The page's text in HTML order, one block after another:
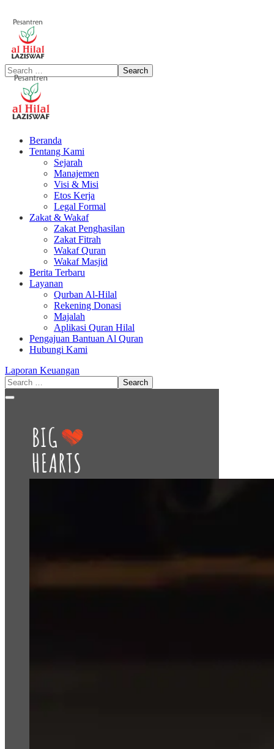
Beranda
Tentang Kami
Sejarah
Manajemen
Visi & Misi
Etos Kerja
Legal Formal
Zakat & Wakaf
Zakat Penghasilan
Zakat Fitrah
Wakaf Quran
Wakaf Masjid
Berita Terbaru
Layanan
Qurban Al-Hilal
Rekening Donasi
Majalah
Aplikasi Quran Hilal
Pengajuan Bantuan Al Quran
Hubungi Kami
Laporan Keuangan